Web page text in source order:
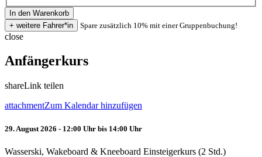
Spare zusätzlich 10% mit einer Gruppenbuchung!
close
Anfängerkurs
shareLink teilen
attachmentZum Kalendar hinzufügen
29. August 2026 - 12:00 Uhr bis 14:00 Uhr
Wasserski, Wakeboard & Kneeboard Einsteigerkurs (2 Std.)